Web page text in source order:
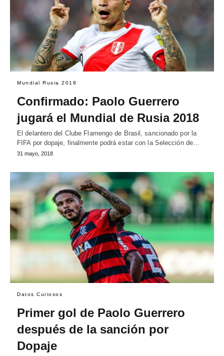
Mundial Rusia 2018
Confirmado: Paolo Guerrero
jugará el Mundial de Rusia 2018
El delantero del Clube Flamengo de Brasil, sancionado por la
FIFA por dopaje, finalmente podrá estar con la Selección de…
31 mayo, 2018
Datos Curiosos
Primer gol de Paolo Guerrero
después de la sanción por
Dopaje